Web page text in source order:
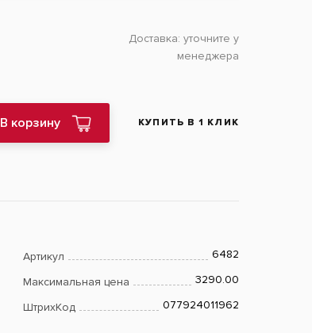
Доставка: уточните у
менеджера
В корзину КУПИТЬ В 1 КЛИК
Артикул 6482
Максимальная цена 3290.00
ШтрихКод
077924011962